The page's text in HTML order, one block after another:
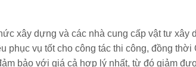
xây dựng và các nhà cung cấp vật tư xây
phục vụ tốt cho công tác thi công, đồng thời
bảo với giá cả hợp lý nhất, từ đó giảm